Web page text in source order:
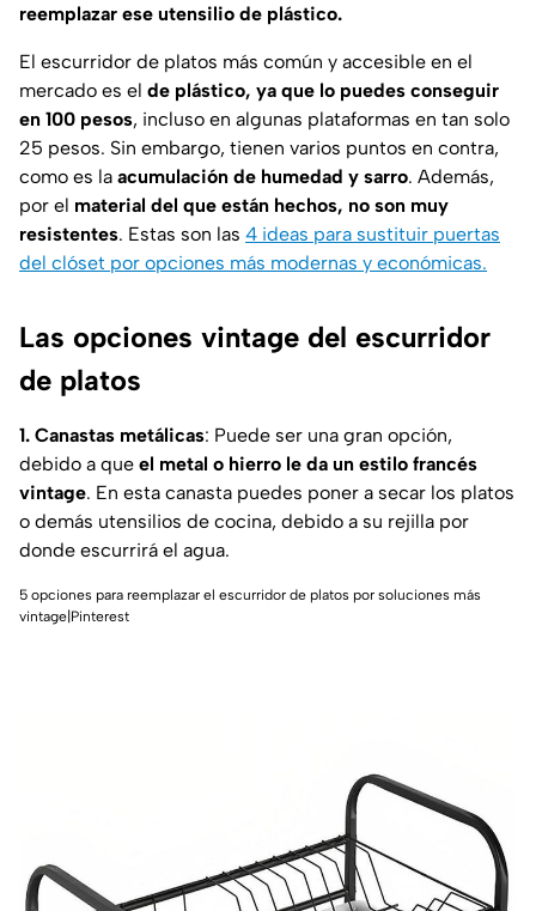
reemplazar ese utensilio de plástico.
El escurridor de platos más común y accesible en el
mercado es el de plástico, ya que lo puedes conseguir
en 100 pesos, incluso en algunas plataformas en tan solo
25 pesos. Sin embargo, tienen varios puntos en contra,
como es la acumulación de humedad y sarro. Además,
por el material del que están hechos, no son muy
resistentes. Estas son las 4 ideas para sustituir puertas
del clóset por opciones más modernas y económicas.
Las opciones vintage del escurridor
de platos
1. Canastas metálicas: Puede ser una gran opción,
debido a que el metal o hierro le da un estilo francés
vintage. En esta canasta puedes poner a secar los platos
o demás utensilios de cocina, debido a su rejilla por
donde escurrirá el agua.
5 opciones para reemplazar el escurridor de platos por soluciones más
vintage|Pinterest